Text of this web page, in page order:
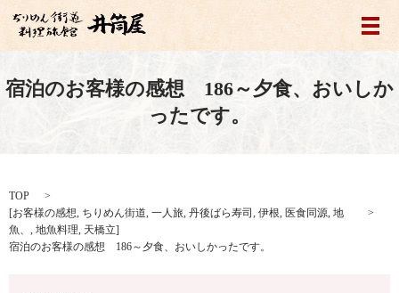
メ
宿泊のお客様の感想 186～夕食、おいしか
ったです。
TOP
[お客様の感想, ちりめん街道, 一人旅, 丹後ばら寿司 , 伊根, 医食同源, 地
魚、 , 地魚料理, 天橋立]
宿泊のお客様の感想 186～夕食、おいしかったです。